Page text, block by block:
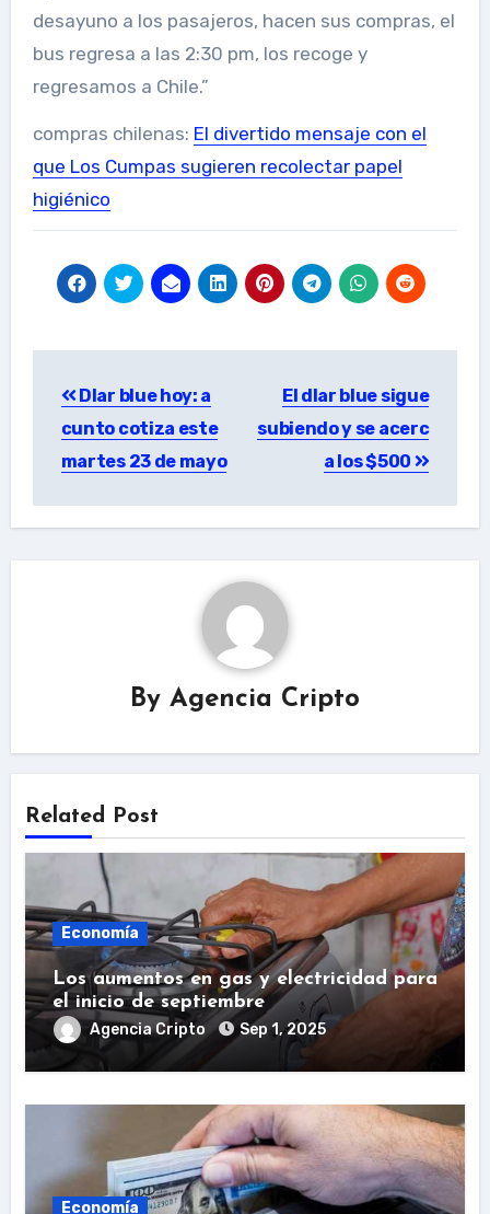
desayuno a los pasajeros, hacen sus compras, el
bus regresa a las 2:30 pm, los recoge y
regresamos a Chile.”
compras chilenas: El divertido mensaje con el
que Los Cumpas sugieren recolectar papel
higiénico
navigation
Dlar blue hoy: a
cunto cotiza este
martes 23 de mayo
El dlar blue sigue
subiendo y se acerc
a los $500
By Agencia Cripto
Related Post
Economía
Los aumentos en gas y electricidad para
el inicio de septiembre
Agencia Cripto Sep 1, 2025
Economía